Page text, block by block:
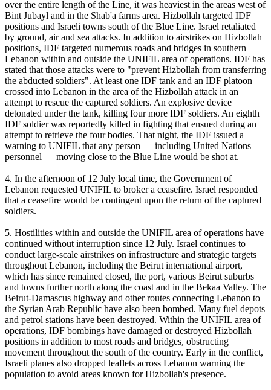
over the entire length of the Line, it was heaviest in the areas west of
Bint Jubayl and in the Shab'a farms area. Hizbollah targeted IDF
positions and Israeli towns south of the Blue Line. Israel retaliated
by ground, air and sea attacks. In addition to airstrikes on Hizbollah
positions, IDF targeted numerous roads and bridges in southern
Lebanon within and outside the UNIFIL area of operations. IDF has
stated that those attacks were to "prevent Hizbollah from transferring
the abducted soldiers". At least one IDF tank and an IDF platoon
crossed into Lebanon in the area of the Hizbollah attack in an
attempt to rescue the captured soldiers. An explosive device
detonated under the tank, killing four more IDF soldiers. An eighth
IDF soldier was reportedly killed in fighting that ensued during an
attempt to retrieve the four bodies. That night, the IDF issued a
warning to UNIFIL that any person — including United Nations
personnel — moving close to the Blue Line would be shot at.
4. In the afternoon of 12 July local time, the Government of
Lebanon requested UNIFIL to broker a ceasefire. Israel responded
that a ceasefire would be contingent upon the return of the captured
soldiers.
5. Hostilities within and outside the UNIFIL area of operations have
continued without interruption since 12 July. Israel continues to
conduct large-scale airstrikes on infrastructure and strategic targets
throughout Lebanon, including the Beirut international airport,
which has since remained closed, the port, various Beirut suburbs
and towns further north along the coast and in the Bekaa Valley. The
Beirut-Damascus highway and other routes connecting Lebanon to
the Syrian Arab Republic have also been bombed. Many fuel depots
and petrol stations have been destroyed. Within the UNIFIL area of
operations, IDF bombings have damaged or destroyed Hizbollah
positions in addition to most roads and bridges, obstructing
movement throughout the south of the country. Early in the conflict,
Israeli planes also dropped leaflets across Lebanon warning the
population to avoid areas known for Hizbollah's presence.